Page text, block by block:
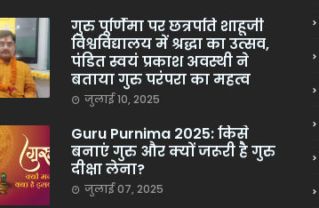
गुरु पूर्णिमा पर छत्रपति शाहूजी
विश्वविद्यालय में श्रद्धा का उत्सव,
पंडित स्वयं प्रकाश अवस्थी ने
बताया गुरु परंपरा का महत्व
जुलाई 10, 2025
Guru Purnima 2025: किसे
बनाएं गुरु और क्यों जरूरी है गुरु
दीक्षा लेना?
जुलाई 07, 2025